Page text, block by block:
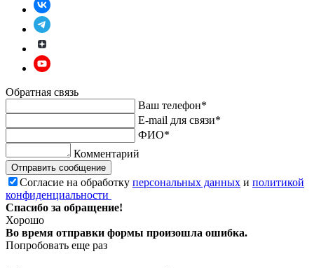
Обратная связь
Ваш телефон*
E-mail для связи*
ФИО*
Комментарий
Отправить сообщение
Согласие на обработку персональных данных и политикой
конфиденциальности
Спасибо за обращение!
Хорошо
Во время отправки формы произошла ошибка.
Попробовать еще раз